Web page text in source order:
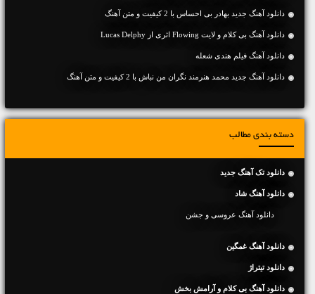
دانلود آهنگ جديد بهادر بی احساس با 2 کیفیت و متن آهنگ
دانلود آهنگ بی کلام و لایت Flowing اثری از Lucas Delphy
دانلود آهنگ فیلم هندی شعله
دانلود آهنگ جديد محمد هنرمند نگران من نباش با 2 کیفیت و متن آهنگ
دسته بندی مطالب
دانلود تک آهنگ جدید
دانلود آهنگ شاد
دانلود آهنگ عروسی و جشن
دانلود آهنگ غمگین
دانلود تیتراژ
دانلود آهنگ بی کلام و آرامش بخش